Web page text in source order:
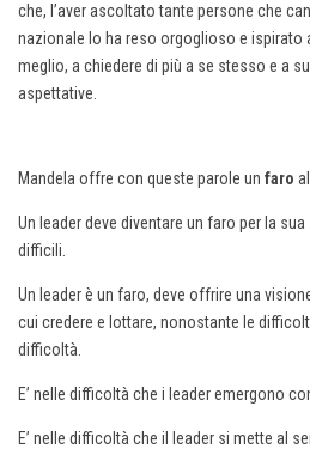
che, l’aver ascoltato tante persone che
nazionale lo ha reso orgoglioso e ispirato
meglio, a chiedere di più a se stesso e a
aspettative.
Mandela offre con queste parole un faro
Un leader deve diventare un faro per la
difficili.
Un leader è un faro, deve offrire una
cui credere e lottare, nonostante le
difficoltà.
E’ nelle difficoltà che i leader emergono
E’ nelle difficoltà che il leader si mette al